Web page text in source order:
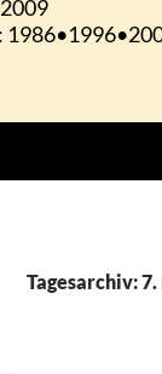
Tagesarchiv: